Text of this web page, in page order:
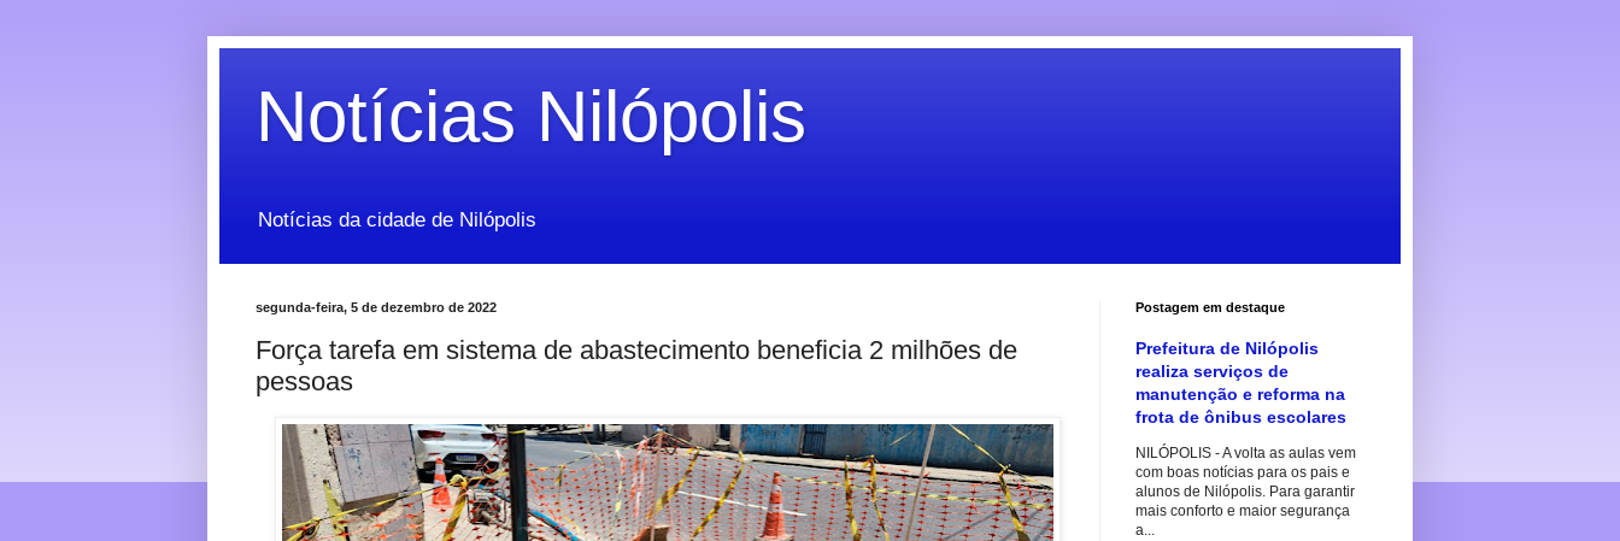
Notícias Nilópolis
Notícias da cidade de Nilópolis
segunda-feira, 5 de dezembro de 2022
Força tarefa em sistema de abastecimento beneficia 2 milhões de
pessoas
Postagem em destaque
Prefeitura de Nilópolis
realiza serviços de
manutenção e reforma na
frota de ônibus escolares
NILÓPOLIS - A volta as aulas vem
com boas notícias para os pais e
alunos de Nilópolis. Para garantir
mais conforto e maior segurança
a...